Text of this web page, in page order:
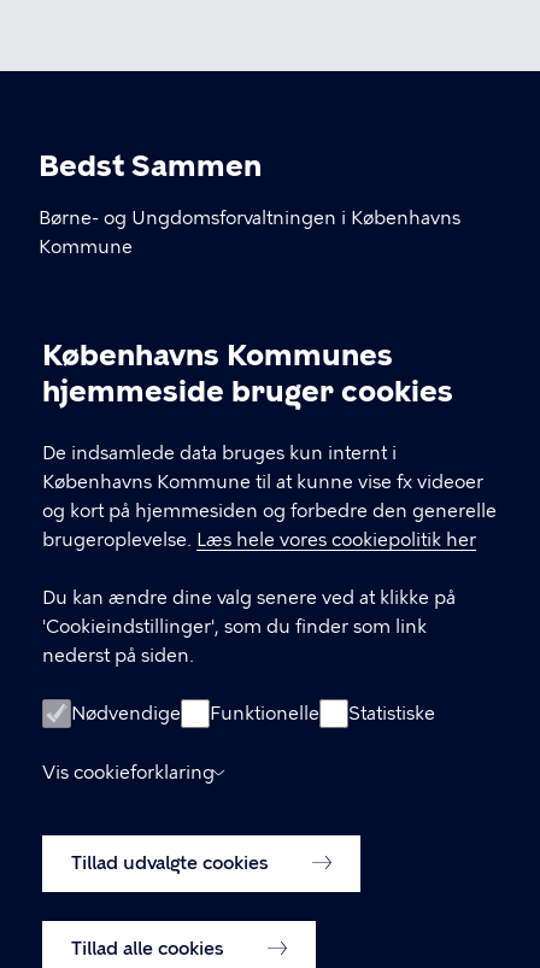
Cookieindstillinger
Københavns Kommunes
hjemmeside bruger cookies
De indsamlede data bruges kun internt i
Københavns Kommune til at kunne vise fx videoer
og kort på hjemmesiden og forbedre den generelle
brugeroplevelse. Læs hele vores cookiepolitik her
Du kan ændre dine valg senere ved at klikke på
'Cookieindstillinger', som du finder som link
nederst på siden.
Nødvendige Funktionelle Statistiske
Vis cookieforklaring
Tillad udvalgte cookies
Tillad alle cookies
Bedst Sammen
Børne- og Ungdomsforvaltningen i Københavns
Kommune
kommunikation@buf.kk.dk
LINKS
BUFX – teknologiforståelse i skolen
(hjemmeside)
BUF Kompetenceudvikling (Plan2Learn)
ÅbenDagtilbud.kk.dk
ÅbenSkole.kk.dk
groen.kk.dk
Cookiepolitik
Cookieindstillinger